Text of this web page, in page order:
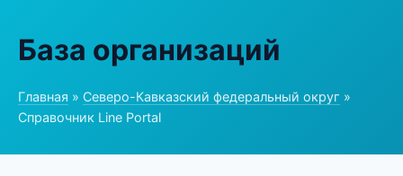
База организаций
Главная » Северо-Кавказский федеральный округ »
Справочник Line Portal